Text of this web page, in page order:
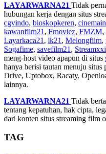
LAYARWARNA21 Tidak
hubungan kerja dengan situs
cgvindo, bioskopkeren,
kawanfilm21 , Fmoviez, FMZM,
Layarkaca21 , lk21 , Melongfilm,
Sogafime, savefilm21 , Streamxxi
meng-host video apapun di situs
hanya berisi tautan menuju
Drive, Uptobox, Racaty,
lainnya.
LAYARWARNA21 Tidak
tentang kepatuhan, hak cipta,
dari konten situs streaming film
TAG